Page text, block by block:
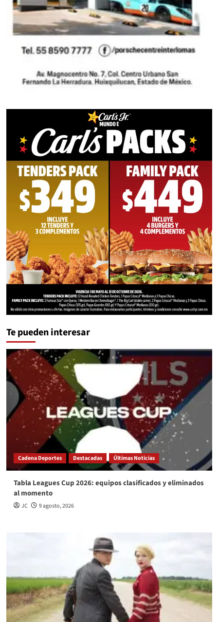
Te pueden interesar
Cadena Deportes Destacadas Últimas Noticias
Tabla Leagues Cup 2026: equipos clasificados y eliminados
al momento
JC 9 agosto, 2026